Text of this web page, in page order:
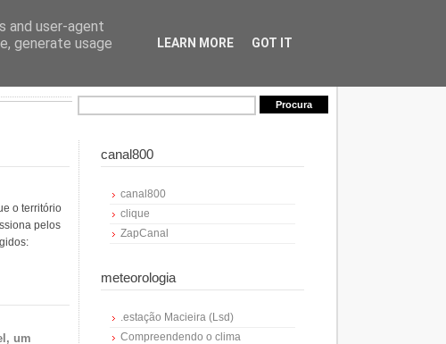
o território
pelos
um
canal800
canal800
clique
ZapCanal
meteorologia
.estação Macieira (Lsd)
Compreendendo o clima
and user-agent
generate usage
LEARN MORE GOT IT